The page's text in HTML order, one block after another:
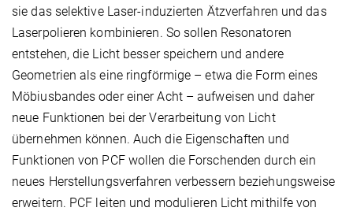
sie das selektive Laser-induzierten Ätzverfahren und das
Laserpolieren kombinieren. So sollen Resonatoren
entstehen, die Licht besser speichern und andere
Geometrien als eine ringförmige – etwa die Form eines
Möbiusbandes oder einer Acht – aufweisen und daher
neue Funktionen bei der Verarbeitung von Licht
übernehmen können. Auch die Eigenschaften und
Funktionen von PCF wollen die Forschenden durch ein
neues Herstellungsverfahren verbessern beziehungsweise
erweitern. PCF leiten und modulieren Licht mithilfe von